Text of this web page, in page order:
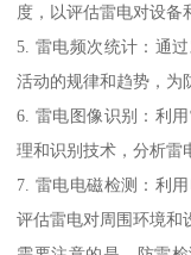
度，以评估雷电对设备
5. 雷电频次统计：通
活动的规律和趋势，为
6. 雷电图像识别：利
理和识别技术，分析雷
7. 雷电电磁检测：利
评估雷电对周围环境和